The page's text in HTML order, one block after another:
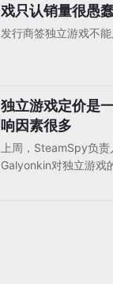
戏只认销量很愚
发行商签独立游戏不
独立游戏定价是
响因素很多
上周，SteamSpy负
Galyonkin对独立游戏
析时发现，平均每款